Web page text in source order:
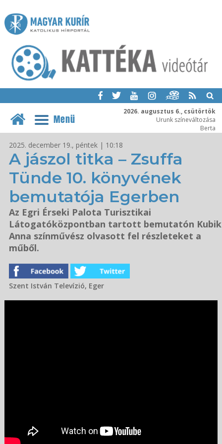
2026. augusztus 6., csütörtök
Urunk színeváltozása
Berta
Menü
2025. december 19., péntek | 10:18
A jászol titka – Zsuffa
Tünde 10. könyvének
bemutatója Egerben
Az Egri Érseki Palota Turisztikai
Látogatóközpontban tartott bemutatón Kubik
Anna színművész olvasott fel részleteket a
műből.
Szent István Televízió, Eger